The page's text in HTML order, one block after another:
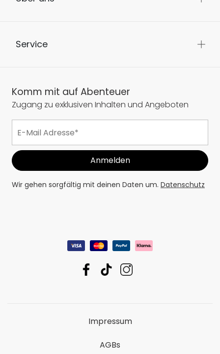
Service
Komm mit auf Abenteuer
Zugang zu exklusiven Inhalten und Angeboten
Wir gehen sorgfältig mit deinen Daten um. Datenschutz
Impressum
AGBs